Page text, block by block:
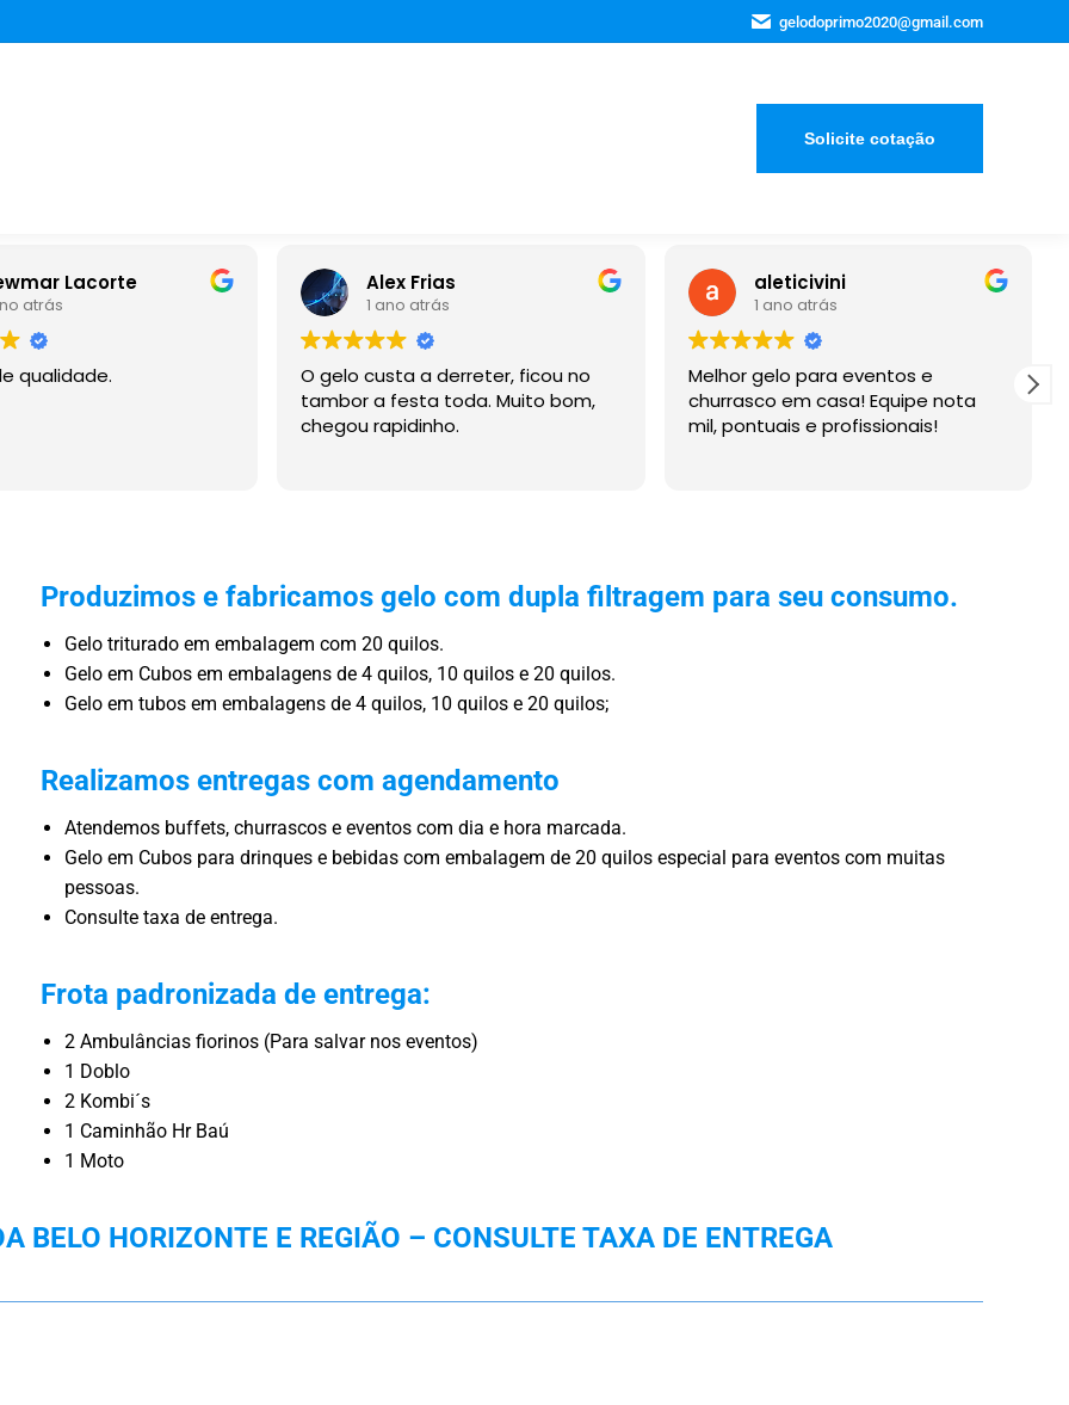
gelodoprimo2020@gmail.com
Solicite cotação
Alex Frias
O gelo custa a derreter, ficou no
tambor a festa toda. Muito bom,
aleticivini
Melhor gelo para eventos e
churrasco em casa! Equipe nota
mil, pontuais e profissionais!
Bruno Felipe
Empresa que cumpre
contratado. Solicitei
para o meu casamento
Produzimos e fabricamos gelo com dupla filtragem para seu consumo.
Gelo triturado em embalagem com 20 quilos.
Gelo em Cubos em embalagens de 4 quilos, 10 quilos e 20 quilos.
Gelo em tubos em embalagens de 4 quilos, 10 quilos e 20 quilos;
Realizamos entregas com agendamento
Atendemos buffets, churrascos e eventos com dia e hora marcada.
Gelo em Cubos para drinques e bebidas com embalagem de 20 quilos especial para eventos com muitas
pessoas.
Consulte taxa de entrega.
Frota padronizada de entrega:
2 Ambulâncias fiorinos (Para salvar nos eventos)
1 Doblo
2 Kombi´s
1 Caminhão Hr Baú
1 Moto
BELO HORIZONTE E REGIÃO – CONSULTE TAXA DE ENTREGA